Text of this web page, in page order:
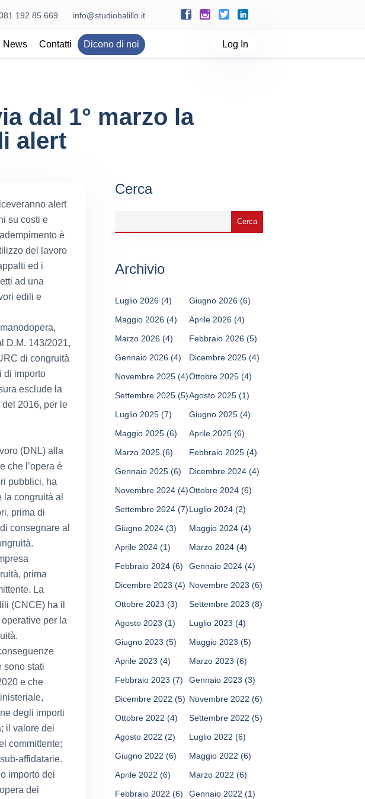
192 85 669 info@studiobalillo.it
News Contatti Dicono di noi Log In
dal 1° marzo la
alert
alert
su costi e
è
del lavoro
ed i
ad una
edili e
D.M. 143/2021,
di congruità
di importo
esclude la
2016, per le
(DNL) alla
che l’opera è
pubblici, ha
la congruità al
prima di
consegnare al
prima
La
(CNCE) ha il
per la
sono stati
e che
degli importi
il valore dei
committente;
affidatarie.
importo dei
dei
Cerca
Archivio
Luglio 2026 (4) Giugno 2026 (6)
Maggio 2026 (4) Aprile 2026 (4)
Marzo 2026 (4) Febbraio 2026 (5)
Gennaio 2026 (4) Dicembre 2025 (4)
Novembre 2025 (4)Ottobre 2025 (4)
Settembre 2025 (5)Agosto 2025 (1)
Luglio 2025 (7) Giugno 2025 (4)
Maggio 2025 (6) Aprile 2025 (6)
Marzo 2025 (6) Febbraio 2025 (4)
Gennaio 2025 (6) Dicembre 2024 (4)
Novembre 2024 (4)Ottobre 2024 (6)
Settembre 2024 (7)Luglio 2024 (2)
Giugno 2024 (3) Maggio 2024 (4)
Aprile 2024 (1) Marzo 2024 (4)
Febbraio 2024 (6) Gennaio 2024 (4)
Dicembre 2023 (4) Novembre 2023 (6)
Ottobre 2023 (3) Settembre 2023 (8)
Agosto 2023 (1) Luglio 2023 (4)
Giugno 2023 (5) Maggio 2023 (5)
Aprile 2023 (4) Marzo 2023 (6)
Febbraio 2023 (7) Gennaio 2023 (3)
Dicembre 2022 (5) Novembre 2022 (6)
Ottobre 2022 (4) Settembre 2022 (5)
Agosto 2022 (2) Luglio 2022 (6)
Giugno 2022 (6) Maggio 2022 (6)
Aprile 2022 (6) Marzo 2022 (6)
Febbraio 2022 (6) Gennaio 2022 (1)